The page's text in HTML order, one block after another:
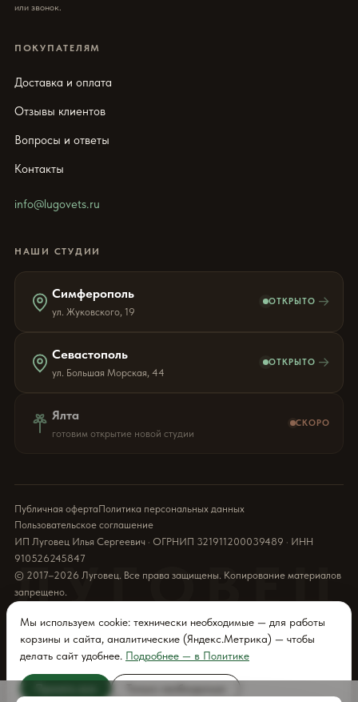
или звонок.
ПОКУПАТЕЛЯМ
Доставка и оплата
Отзывы клиентов
Вопросы и ответы
Контакты
info@lugovets.ru
НАШИ СТУДИИ
Симферополь
ул. Жуковского, 19
ОТКРЫТО →
Севастополь
ул. Большая Морская, 44
ОТКРЫТО →
Ялта
готовим открытие новой студии
СКОРО
Публичная офертаПолитика персональных данных
Пользовательское соглашение
ИП Луговец Илья Сергеевич · ОГРНИП 321911200039489 · ИНН
910526245847
© 2017–2026 Луговец. Все права защищены. Копирование материалов
запрещено.
ЛУГОВЕЦ
Мы используем cookie: технически необходимые — для работы
корзины и сайта, аналитические (Яндекс.Метрика) — чтобы
делать сайт удобнее. Подробнее — в Политике